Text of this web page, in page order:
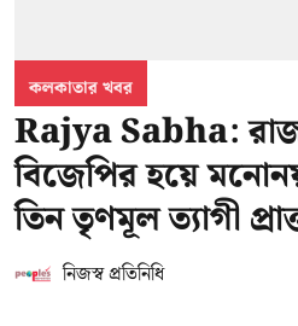
কলকাতার খবর
Rajya Sabha:
বিজেপির হয়ে
তিন তৃণমূল ত্যাগী
নিজস্ব প্রতিনিধি